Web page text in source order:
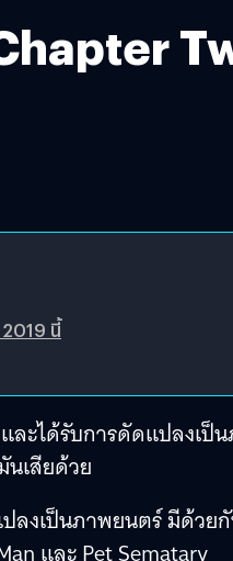
นี้
ะได้รับการดัดแปลงเ
นเสียด้วย
งเป็นภาพยนตร์ มีด้วยกั
และ Pet Sematary